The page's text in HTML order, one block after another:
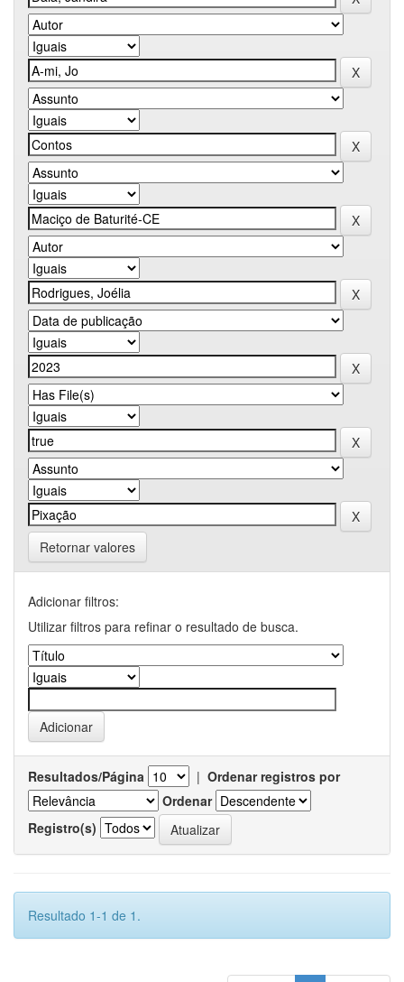
Retornar valores
Adicionar filtros:
Utilizar filtros para refinar o resultado de busca.
Resultados/Página | Ordenar registros por
Ordenar
Registro(s)
Resultado 1-1 de 1.